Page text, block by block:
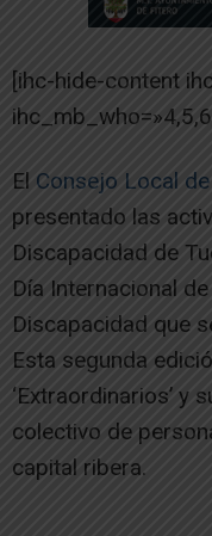
[ihc-hide-content
El Consejo Local
presentado las
Discapacidad de
Día Internacional
Discapacidad que
Esta segunda
‘Extraordinarios’ y
colectivo de
capital ribera.